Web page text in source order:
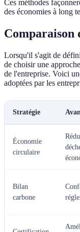
Ces méthodes
des économies à long
Comparaison
Lorsqu'il s'agit de
de choisir une
de l'entreprise. Voici
adoptées par les
Stratégie
Économie
circulaire
Bilan
carbone